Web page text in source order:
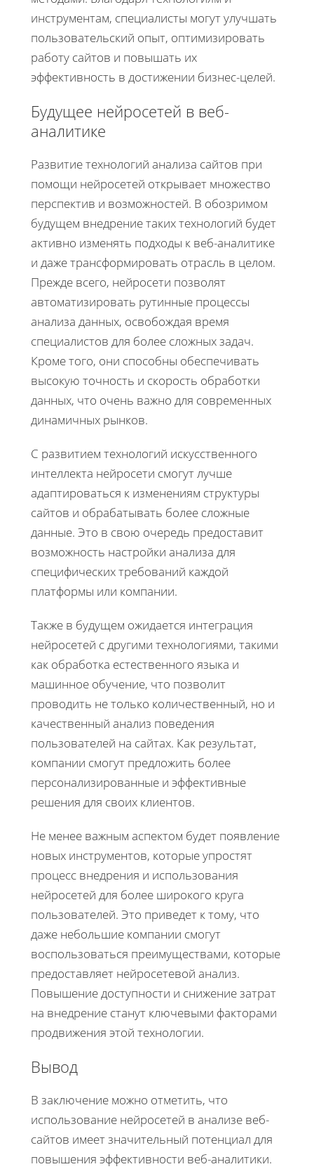
инструментам, специалисты могут улучшать
пользовательский опыт, оптимизировать
работу сайтов и повышать их
эффективность в достижении бизнес-целей.
Будущее нейросетей в веб-
аналитике
Развитие технологий анализа сайтов при
помощи нейросетей открывает множество
перспектив и возможностей. В обозримом
будущем внедрение таких технологий будет
активно изменять подходы к веб-аналитике
и даже трансформировать отрасль в целом.
Прежде всего, нейросети позволят
автоматизировать рутинные процессы
анализа данных, освобождая время
специалистов для более сложных задач.
Кроме того, они способны обеспечивать
высокую точность и скорость обработки
данных, что очень важно для современных
динамичных рынков.
С развитием технологий искусственного
интеллекта нейросети смогут лучше
адаптироваться к изменениям структуры
сайтов и обрабатывать более сложные
данные. Это в свою очередь предоставит
возможность настройки анализа для
специфических требований каждой
платформы или компании.
Также в будущем ожидается интеграция
нейросетей с другими технологиями, такими
как обработка естественного языка и
машинное обучение, что позволит
проводить не только количественный, но и
качественный анализ поведения
пользователей на сайтах. Как результат,
компании смогут предложить более
персонализированные и эффективные
решения для своих клиентов.
Не менее важным аспектом будет появление
новых инструментов, которые упростят
процесс внедрения и использования
нейросетей для более широкого круга
пользователей. Это приведет к тому, что
даже небольшие компании смогут
воспользоваться преимуществами, которые
предоставляет нейросетевой анализ.
Повышение доступности и снижение затрат
на внедрение станут ключевыми факторами
продвижения этой технологии.
Вывод
В заключение можно отметить, что
использование нейросетей в анализе веб-
сайтов имеет значительный потенциал для
повышения эффективности веб-аналитики.